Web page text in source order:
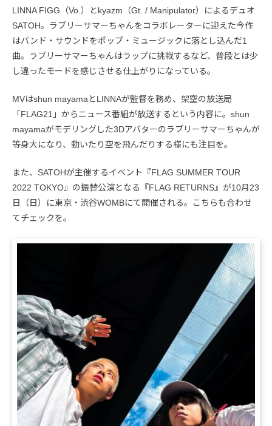
LINNA FIGG（Vo.）とkyazm（Gt. / Manipulator）によるデュオ
SATOH。ラブリーサマーちゃんをコラボレーターに迎えた今作
はバンド・サウンドをポップ・ミュージックに落とし込んだ1
曲。ラブリーサマーちゃんはラップに挑戦するなど、普段とは少
し違ったモードを感じさせる仕上がりになっている。
MVはshun mayamaとLINNAが監督を務め、架空の放送局
「FLAG21」からニュース番組が放送するという内容に。shun
mayamaがモデリングした3Dアバターのラブリーサマーちゃんが
等身大になり、動いたり空を飛んだりする様にも注目を。
また、SATOHが主催するイベント『FLAG SUMMER TOUR
2022 TOKYO』の振替公演となる『FLAG RETURNS』が10月23
日（日）に東京・渋谷WOMBにて開催される。こちらも合わせ
てチェックを。